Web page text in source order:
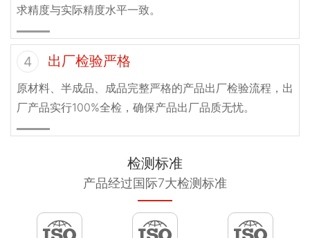
求精度与实际精度水平一致。
4 出厂检验严格
原材料、半成品、成品完整严格的产品出厂检验流程，出
厂产品实行100%全检，确保产品出厂品质无忧。
检测标准
产品经过国际7大检测标准